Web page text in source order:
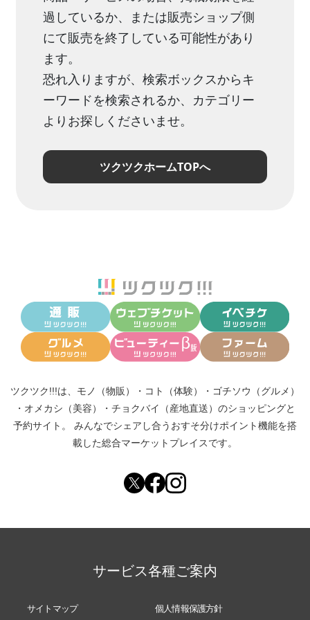
過しているか、または販売ショップ側
にて販売を終了している可能性があり
ます。
恐れ入りますが、検索ボックスからキ
ーワードを検索されるか、カテゴリー
よりお探しくださいませ。
ツクツクホームTOPへ
ツクツク!!!は、 モノ（物販） ・ コト（体験） ・ ゴチソウ（グルメ）
・ オメカシ（美容） ・ チョクバイ（産地直送） のショッピングと
予約サイト。
みんなでシェアし合う おすそ分けポイント機能を搭
載した総合マーケットプレイスです。
サービス各種ご案内
サイトマップ 個人情報保護方針